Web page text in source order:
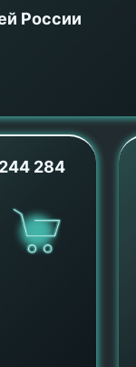
России
244 284